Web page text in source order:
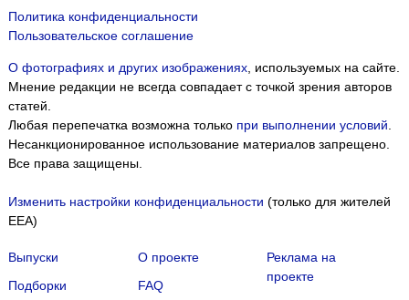
Политика конфиденциальности
Пользовательское соглашение
О фотографиях и других изображениях, используемых на сайте.
Мнение редакции не всегда совпадает с точкой зрения авторов
статей.
Любая перепечатка возможна только при выполнении условий.
Несанкционированное использование материалов запрещено.
Все права защищены.
Изменить настройки конфиденциальности (только для жителей
EEA)
Выпуски
Подборки
О проекте
FAQ
Реклама на
проекте